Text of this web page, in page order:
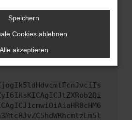
den Webseitenbetreiber.
genannten Schritte versucht
uns bitte. Wir werden
zu beheben. Du kannst
schicken, um uns bei der
Speichern
Cookies ablehnen
Alle akzeptieren